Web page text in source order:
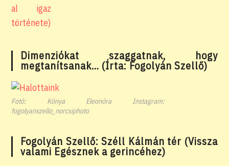
Dimenziókat szaggatnak, hogy
megtanítsanak… (Írta: Fogolyán Szellő)
Fotó: Kónya Eleonóra Instagram:
fogolyanszello_norcsiphoto
Fogolyán Szellő: Széll Kálmán tér (Vissza
valami Egésznek a gerincéhez)